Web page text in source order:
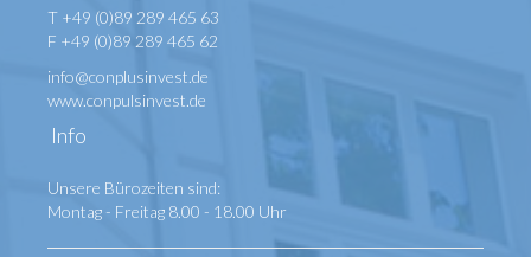
T +49 (0)89 289 465 63
F +49 (0)89 289 465 62
info@conplusinvest.de
www.conpulsinvest.de
Info
Unsere Bürozeiten sind:
Montag - Freitag 8.00 - 18.00 Uhr